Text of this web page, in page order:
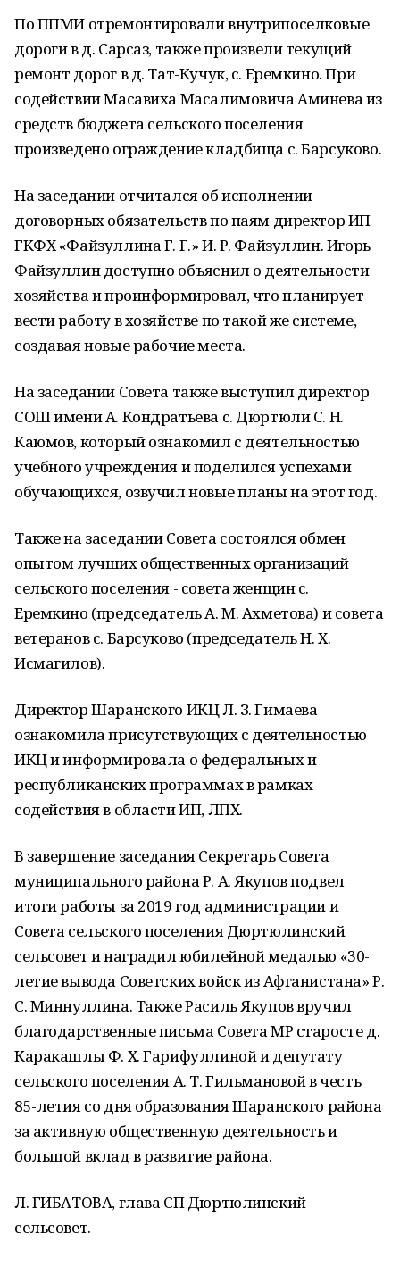
По ППМИ отремонтировали внутрипоселковые
дороги в д. Сарсаз, также произвели текущий
ремонт дорог в д. Тат-Кучук, с. Еремкино. При
содействии Масавиха Масалимовича Аминева из
средств бюджета сельского поселения
произведено ограждение кладбища с. Барсуково.
На заседании отчитался об исполнении
договорных обязательств по паям директор ИП
ГКФХ «Файзуллина Г. Г.» И. Р. Файзуллин. Игорь
Файзуллин доступно объяснил о деятельности
хозяйства и проинформировал, что планирует
вести работу в хозяйстве по такой же системе,
создавая новые рабочие места.
На заседании Совета также выступил директор
СОШ имени А. Кондратьева с. Дюртюли С. Н.
Каюмов, который ознакомил с деятельностью
учебного учреждения и поделился успехами
обучающихся, озвучил новые планы на этот год.
Также на заседании Совета состоялся обмен
опытом лучших общественных организаций
сельского поселения - совета женщин с.
Еремкино (председатель А. М. Ахметова) и совета
ветеранов с. Барсуково (председатель Н. Х.
Исмагилов).
Директор Шаранского ИКЦ Л. З. Гимаева
ознакомила присутствующих с деятельностью
ИКЦ и информировала о федеральных и
республиканских программах в рамках
содействия в области ИП, ЛПХ.
В завершение заседания Секретарь Совета
муниципального района Р. А. Якупов подвел
итоги работы за 2019 год администрации и
Совета сельского поселения Дюртюлинский
сельсовет и наградил юбилейной медалью «30-
летие вывода Советских войск из Афганистана» Р.
С. Миннуллина. Также Расиль Якупов вручил
благодарственные письма Совета МР старосте д.
Каракашлы Ф. Х. Гарифуллиной и депутату
сельского поселения А. Т. Гильмановой в честь
85-летия со дня образования Шаранского района
за активную общественную деятельность и
большой вклад в развитие района.
Л. ГИБАТОВА, глава СП Дюртюлинский
сельсовет.